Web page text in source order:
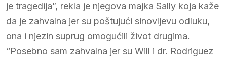
je tragedija”, rekla je njegova majka Sally koja kaže
da je zahvalna jer su poštujući sinovljevu odluku,
ona i njezin suprug omogućili život drugima.
“Posebno sam zahvalna jer su Will i dr. Rodriguez